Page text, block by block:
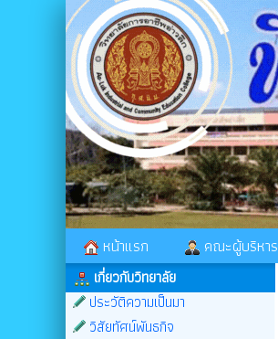
หน้าแรก คณะผู้บริหาร
เกี่ยวกับวิทยาลัย
ประวัติความเป็นมา
วิสัยทัศน์พันธกิจ